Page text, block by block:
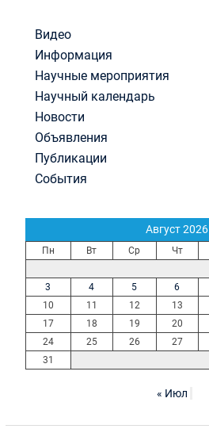
Видео
Информация
Научные мероприятия
Научный календарь
Новости
Объявления
Публикации
События
Август 2026
Пн Вт Ср Чт
3
4 5 6
10
11 12 13
17
18 19 20
24
25 26 27
31
« Июл